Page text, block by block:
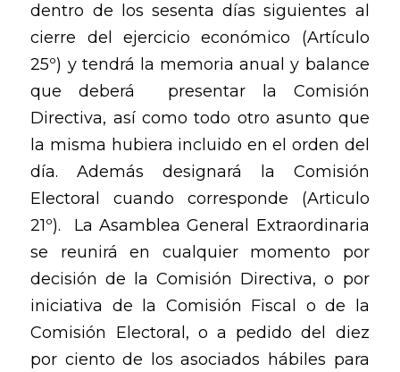
dentro de los sesenta días siguientes al
cierre del ejercicio económico (Artículo
25º) y tendrá la memoria anual y balance
que deberá presentar la Comisión
Directiva, así como todo otro asunto que
la misma hubiera incluido en el orden del
día. Además designará la Comisión
Electoral cuando corresponde (Articulo
21º). La Asamblea General Extraordinaria
se reunirá en cualquier momento por
decisión de la Comisión Directiva, o por
iniciativa de la Comisión Fiscal o de la
Comisión Electoral, o a pedido del diez
por ciento de los asociados hábiles para